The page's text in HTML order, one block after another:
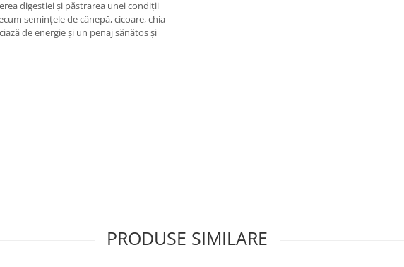
digestiei și păstrarea unei condiții
semințele de cânepă, cicoare, chia
de energie și un penaj sănătos și
PRODUSE SIMILARE